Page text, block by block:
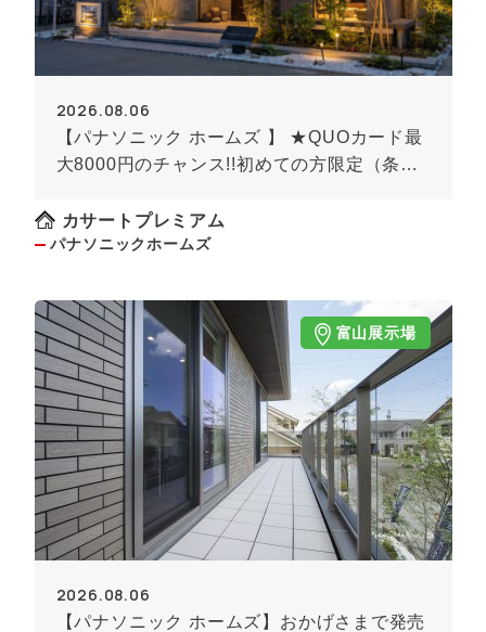
2026.08.06
【パナソニック ホームズ 】 ★QUOカード最
大8000円のチャンス!!初めての方限定（条件
カサートプレミアム
パナソニックホームズ
富山展示場
2026.08.06
【パナソニック ホームズ】おかげさまで発売